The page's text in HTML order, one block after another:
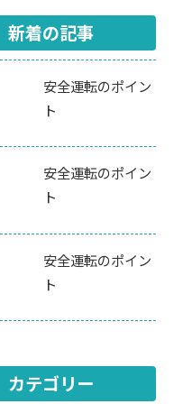
新着の記事
安全運転のポイン
ト
安全運転のポイン
ト
安全運転のポイン
ト
カテゴリー